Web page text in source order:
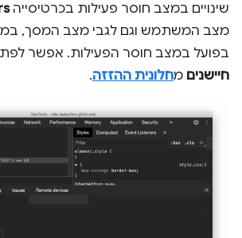
שינויים במצב חוסר פעילות בכרטיסייה
מצב המשתמש וגם לגבי מצב המסך,
בפועל במצב חוסר הפעילות. אפשר
חיישנים מחלונית ההזזה.